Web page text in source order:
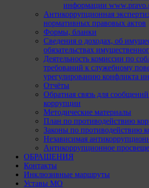
информации
Антикоррупционная
нормативных правовых актов
Формы, бланки
Сведения о доходах, об
обязательствах
Деятельность комиссии по
требований к служебному
урегулированию конфликта
Отчёты
Обратная связь для
коррупции
Методические материалы
План по противодействию
Законы по противодействию
Независимая
Антикоррупционное
ОБРАЩЕНИЯ
Контакты
Инклюзивные маршруты
Уставы МО